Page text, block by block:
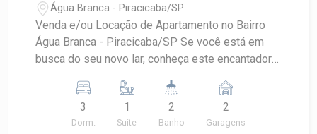
Água Branca - Piracicaba/SP
Venda e/ou Locação de Apartamento no Bairro
Água Branca - Piracicaba/SP Se você está em
busca do seu novo lar, conheça este encantador
Branca, em Piracicaba. Apartamento
completamente planejado. Ampla sala integrada a
cozinha americana, repleta de armários
3
Dorm.
1
Suite
2
Banho
2
Garagens